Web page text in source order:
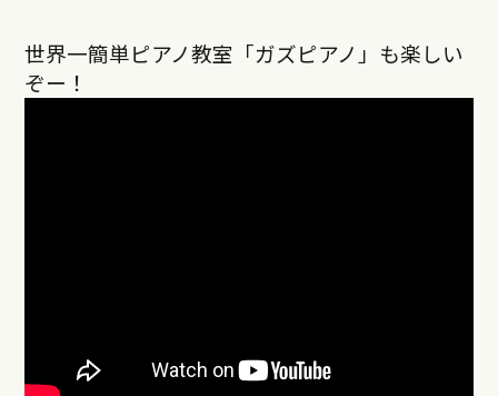
世界一簡単ピアノ教室「ガズピアノ」も楽しい
ぞー！